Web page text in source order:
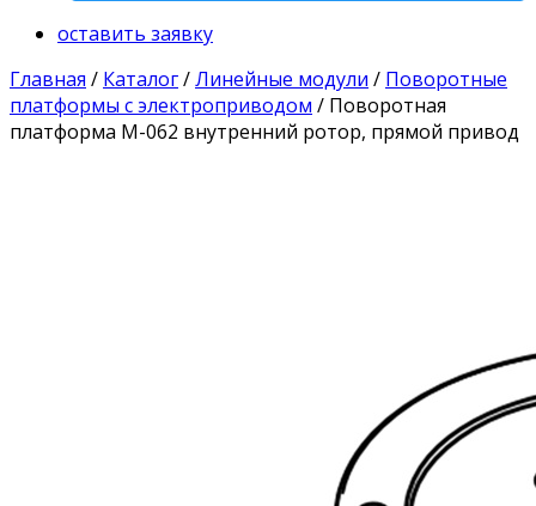
оставить заявку
Главная / Каталог/Линейные модули / Поворотные
платформы с электроприводом / Поворотная
платформа M-062 внутренний ротор, прямой привод